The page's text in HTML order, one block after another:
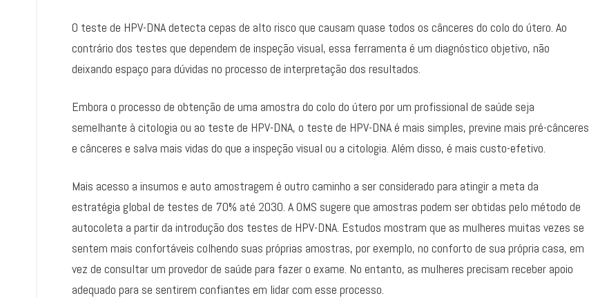
O teste de HPV-DNA detecta cepas de alto risco que causam quase todos os cânceres do colo do útero. Ao
contrário dos testes que dependem de inspeção visual, essa ferramenta é um diagnóstico objetivo, não
deixando espaço para dúvidas no processo de interpretação dos resultados.
Embora o processo de obtenção de uma amostra do colo do útero por um profissional de saúde seja
semelhante à citologia ou ao teste de HPV-DNA, o teste de HPV-DNA é mais simples, previne mais pré-cânceres
e cânceres e salva mais vidas do que a inspeção visual ou a citologia. Além disso, é mais custo-efetivo.
Mais acesso a insumos e auto amostragem é outro caminho a ser considerado para atingir a meta da
estratégia global de testes de 70% até 2030. A OMS sugere que amostras podem ser obtidas pelo método de
autocoleta a partir da introdução dos testes de HPV-DNA. Estudos mostram que as mulheres muitas vezes se
sentem mais confortáveis colhendo suas próprias amostras, por exemplo, no conforto de sua própria casa, em
vez de consultar um provedor de saúde para fazer o exame. No entanto, as mulheres precisam receber apoio
adequado para se sentirem confiantes em lidar com esse processo.